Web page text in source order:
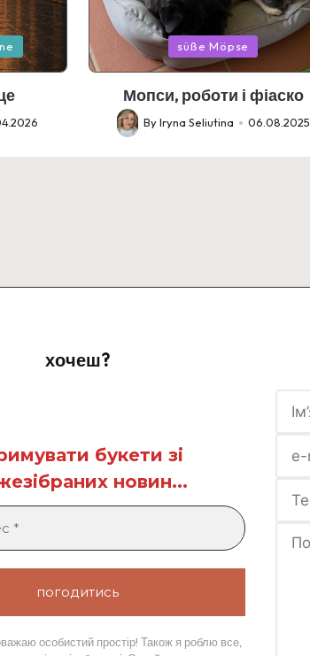
Posted
süße Möpse
Мопси, роботи і фіаско
Posted
ByIryna Seliutina 06.08.2025
хочеш?
букети зі
новин...
особистий простір! Також я роблю все,